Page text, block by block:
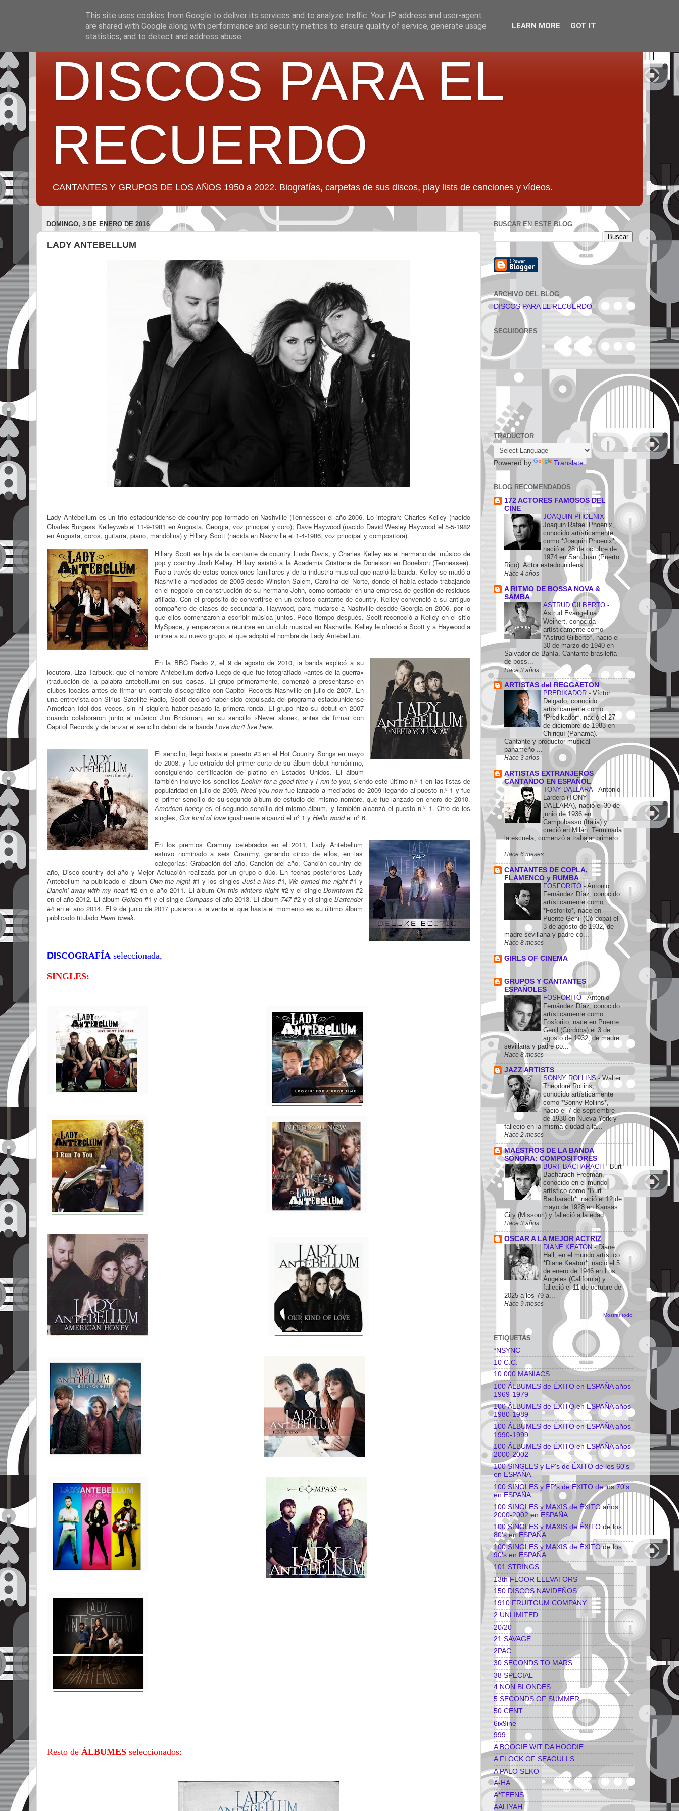
DISCOS PARA EL
RECUERDO
CANTANTES Y GRUPOS DE LOS AÑOS 1950 a 2022. Biografías, carpetas de sus discos, play lists de canciones y vídeos.
DOMINGO, 3 DE ENERO DE 2016
LADY ANTEBELLUM
Lady Antebellum es un trío estadounidense de country pop formado en Nashville (Tennessee) el año 2006. Lo integran: Charles Kelley (nacido
Charles Burgess Kelleyweb el 11-9-1981 en Augusta, Georgia, voz principal y coro); Dave Haywood (nacido David Wesley Haywood el 5-5-1982
en Augusta, coros, guitarra, piano, mandolina) y Hillary Scott (nacida en Nashville el 1-4-1986, voz principal y compositora).
Hillary Scott es hija de la cantante de country Linda Davis, y Charles Kelley es el hermano del músico de
pop y country Josh Kelley. Hillary asistió a la Academia Cristiana de Donelson en Donelson (Tennessee).
Fue a través de estas conexiones familiares y de la industria musical que nació la banda. Kelley se mudó a
Nashville a mediados de 2005 desde Winston-Salem, Carolina del Norte, donde el había estado trabajando
en el negocio en construcción de su hermano John, como contador en una empresa de gestión de residuos
afiliada. Con el propósito de convertirse en un exitoso cantante de country, Kelley convenció a su antiguo
compañero de clases de secundaria, Haywood, para mudarse a Nashville desdde Georgia en 2006, por lo
que ellos comenzaron a escribir música juntos. Poco tiempo después, Scott reconoció a Kelley en el sitio
MySpace, y empezaron a reunirse en un club musical en Nashville. Kelley le ofreció a Scott y a Haywood a
unirse a su nuevo grupo, el que adoptó el nombre de Lady Antebellum.
En la BBC Radio 2, el 9 de agosto de 2010, la banda explicó a su
locutora, Liza Tarbuck, que el nombre Antebellum deriva luego de que fue fotografiado «antes de la guerra»
(traducción de la palabra antebellum) en sus casas. El grupo primeramente, comenzó a presentarse en
clubes locales antes de firmar un contrato discográfico con Capitol Records Nashville en julio de 2007. En
una entrevista con Sirius Satellite Radio, Scott declaró haber sido expulsada del programa estadounidense
American Idol dos veces, sin ni siquiera haber pasado la primera ronda. El grupo hizo su debut en 2007
cuando colaboraron junto al músico Jim Brickman, en su sencillo «Never alone», antes de firmar con
Capitol Records y de lanzar el sencillo debut de la banda Love don't live here.
El sencillo, llegó hasta el puesto #3 en el Hot Country Songs en mayo
de 2008, y fue extraído del primer corte de su álbum debut homónimo,
consiguiendo certificación de platino en Estados Unidos. El álbum
también incluye los sencillos Lookin' for a good timeyI run to you, siendo este último n.º 1 en las listas de
popularidad en julio de 2009.Need you nowfue lanzado a mediados de 2009 llegando al puesto n.º 1 y fue
el primer sencillo de su segundo álbum de estudio del mismo nombre, que fue lanzado en enero de 2010.
American honey es el segundo sencillo del mismo álbum, y también alcanzó el puesto n.º 1. Otro de los
singles, Our kind of love igualmente alcanzó el nº 1 y Hello worldel nº 6.
En los premios Grammy celebrados en el 2011, Lady Antebellum
estuvo nominado a seis Grammy, ganando cinco de ellos, en las
categorías: Grabación del año, Canción del año, Canción country del
año, Disco country del año y Mejor Actuación realizada por un grupo o dúo. En fechas posteriores Lady
Antebellum ha publicado el álbum Own the night #1 y los singles Just a kiss #1, We owned the night#1 y
Dancin' away with my heart#2 en el año 2011. El álbumOn this winter's night #2 y el singleDowntown #2
en el año 2012. El álbum Golden #1 y el single Compass el año 2013. El álbum 747#2 y el single Bartender
#4 en el año 2014. El 9 de junio de 2017 pusieron a la venta el que hasta el momento es su último álbum
publicado titulado Heart break.
DISCOGRAFÍA seleccionada,
SINGLES:
Resto de ÁLBUMES seleccionados:
BUSCAR EN ESTE BLOG
ARCHIVO DEL BLOG
DISCOS PARA EL RECUERDO
SEGUIDORES
TRADUCTOR
Powered by Translate
BLOG RECOMENDADOS
172 ACTORES FAMOSOS DEL
CINE
JOAQUIN PHOENIX -
Joaquin Rafael Phoenix,
conocido artísticamente
como *Joaquin Phoenix*,
nació el 28 de octubre de
1974 en San Juan (Puerto
Rico). Actor estadounidens...
Hace 4 años
A RITMO DE BOSSA NOVA &
SAMBA
ASTRUD GILBERTO -
Astrud Evangelina
Weinert, conocida
artísticamente como
*Astrud Gilberto*, nació el
30 de marzo de 1940 en
Salvador de Bahía. Cantante brasileña
de boss...
Hace 3 años
ARTISTAS del REGGAETON
PREDIKADOR - Víctor
Delgado, conocido
artísticamente como
*Predikador*, nació el 27
de diciembre de 1983 en
Chiriquí (Panamá).
Cantante y productor musical
panameño ...
Hace 3 años
ARTISTAS EXTRANJEROS
CANTANDO EN ESPAÑOL
TONY DALLARA - Antonio
Lardera (TONY
DALLARA), nació el 30 de
junio de 1936 en
Campobasso (Italia) y
creció en Milán. Terminada
la escuela, comenzó a trabajar primero
...
Hace 6 meses
CANTANTES DE COPLA,
FLAMENCO y RUMBA
FOSFORITO - Antonio
Fernández Díaz, conocido
artísticamente como
*Fosforito*, nace en
Puente Genil (Córdoba) el
3 de agosto de 1932, de
madre sevillana y padre co...
Hace 8 meses
GIRLS OF CINEMA
-
GRUPOS Y CANTANTES
ESPAÑOLES
FOSFORITO-Antonio
Fernández Díaz, conocido
artísticamente como
Fosforito, nace en Puente
Genil (Córdoba) el 3 de
agosto de 1932, de madre
sevillana y padre co...
Hace 8 meses
JAZZ ARTISTS
SONNY ROLLINS-Walter
Theodore Rollins,
conocido artísticamente
como *Sonny Rollins*,
nació el 7 de septiembre
de 1930 en Nueva York y
falleció en la misma ciudad a la...
Hace 2 meses
MAESTROS DE LA BANDA
SONORA: COMPOSITORES
BURT BACHARACH - Burt
Bacharach Freeman,
conocido en el mundo
artístico como *Burt
Bacharach*, nació el 12 de
mayo de 1928 en Kansas
City (Missouri) y falleció a la edad ...
Hace 3 años
OSCAR A LA MEJOR ACTRIZ
DIANE KEATON-Diane
Hall, en el mundo artístico
*Diane Keaton*, nació el 5
de enero de 1946 en Los
Ángeles (California) y
falleció el 11 de octubre de
2025 a los 79 a...
Hace 9 meses
Mostrar todo
ETIQUETAS
*NSYNC
10 C.C.
10.000 MANIACS
100 ÁLBUMES de ÉXITO en ESPAÑA años
1969-1979
100 ÁLBUMES de ÉXITO en ESPAÑA años
1980-1989
100 ÁLBUMES de ÉXITO en ESPAÑA años
1990-1999
100 ÁLBUMES de ÉXITO en ESPAÑA años
2000-2002
100 SINGLES y EP's de ÉXITO de los 60's
en ESPAÑA
100 SINGLES y EP's de ÉXITO de los 70's
en ESPAÑA
100 SINGLES y MAXIS de ÉXITO años
2000-2002 en ESPAÑA
100 SINGLES y MAXIS de ÉXITO de los
80's en ESPAÑA
100 SINGLES y MAXIS de ÉXITO de los
90's en ESPAÑA
101 STRINGS
13th FLOOR ELEVATORS
150 DISCOS NAVIDEÑOS
1910 FRUITGUM COMPANY
2 UNLIMITED
20/20
21 SAVAGE
2PAC
30 SECONDS TO MARS
38 SPECIAL
4 NON BLONDES
5 SECONDS OF SUMMER
50 CENT
6ix9ine
999
A BOOGIE WIT DA HOODIE
A FLOCK OF SEAGULLS
A PALO SEKO
A-HA
A*TEENS
AALIYAH
This site uses cookies from Google to deliver its services and to analyze traffic. Your IP address and user-agent
are shared with Google along with performance and security metrics to ensure quality of service, generate usage
statistics, and to detect and address abuse.
LEARN MORE GOT IT